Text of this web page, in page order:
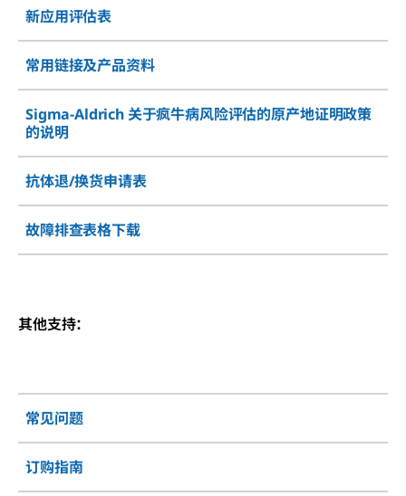
新应用评估表
常用链接及产品资料
Sigma-Aldrich 关于疯牛病风险评估的原产地证明政策
的说明
抗体退/换货申请表
故障排查表格下载
其他支持：
常见问题
订购指南